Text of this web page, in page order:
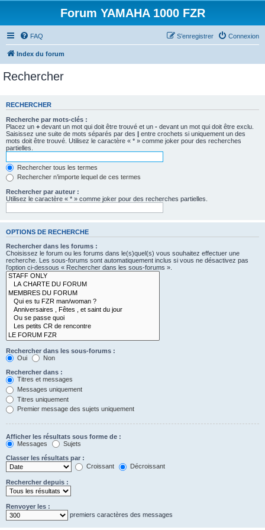
Forum YAMAHA 1000 FZR
FAQ Connexion
S’enregistrer
Index du forum
Rechercher
RECHERCHER
Recherche par mots-clés :
Placez un + devant un mot qui doit être trouvé et un - devant un mot qui doit être exclu.
Saisissez une suite de mots séparés par des | entre crochets si uniquement un des
mots doit être trouvé. Utilisez le caractère « * » comme joker pour des recherches
partielles.
Rechercher tous les termes
Rechercher n’importe lequel de ces termes
Rechercher par auteur :
Utilisez le caractère « * » comme joker pour des recherches partielles.
OPTIONS DE RECHERCHE
Rechercher dans les forums :
Choisissez le forum ou les forums dans le(s)quel(s) vous souhaitez effectuer une
recherche. Les sous-forums sont automatiquement inclus si vous ne désactivez pas
l’option ci-dessous « Rechercher dans les sous-forums ».
Rechercher dans les sous-forums :
Oui
Non
Rechercher dans :
Titres et messages
Messages uniquement
Titres uniquement
Premier message des sujets uniquement
Afficher les résultats sous forme de :
Messages
Sujets
Classer les résultats par :
Croissant
Décroissant
Rechercher depuis :
Renvoyer les :
premiers caractères des messages